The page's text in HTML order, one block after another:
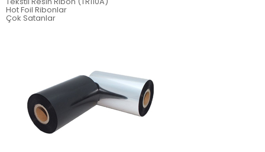
Hot Foil Ribonlar
Çok Satanlar